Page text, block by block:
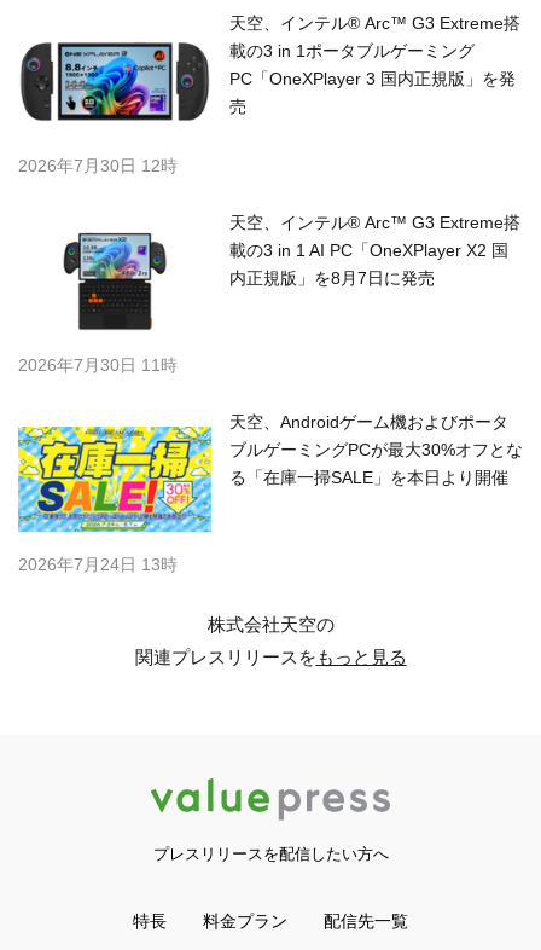
天空、インテル® Arc™ G3 Extreme搭
載の3 in 1ポータブルゲーミング
PC「OneXPlayer 3 国内正規版」を発
売
2026年7月30日 12時
天空、インテル® Arc™ G3 Extreme搭
載の3 in 1 AI PC「OneXPlayer X2 国
内正規版」を8月7日に発売
2026年7月30日 11時
天空、Androidゲーム機およびポータ
ブルゲーミングPCが最大30%オフとな
る「在庫一掃SALE」を本日より開催
2026年7月24日 13時
株式会社天空の
関連プレスリリースをもっと見る
プレスリリースを配信したい方へ
特長 料金プラン 配信先一覧